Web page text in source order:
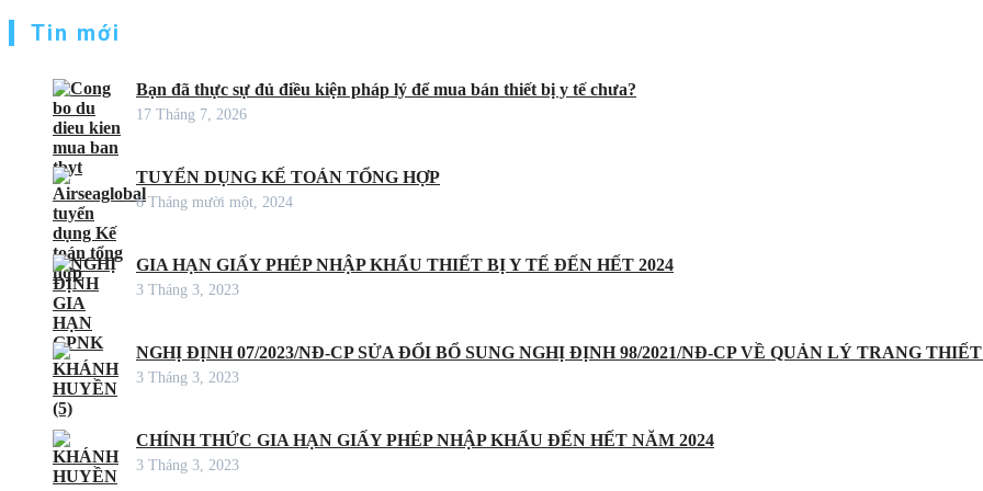
Tin mới
Bạn đã thực sự đủ điều kiện pháp lý để mua bán thiết bị y tế chưa?
17 Tháng 7, 2026
TUYỂN DỤNG KẾ TOÁN TỔNG HỢP
6 Tháng mười một, 2024
GIA HẠN GIẤY PHÉP NHẬP KHẨU THIẾT BỊ Y TẾ ĐẾN HẾT 2024
3 Tháng 3, 2023
NGHỊ ĐỊNH 07/2023/NĐ-CP SỬA ĐỔI BỔ SUNG NGHỊ ĐỊNH 98/2021/NĐ-CP VỀ QUẢN LÝ TRANG
3 Tháng 3, 2023
CHÍNH THỨC GIA HẠN GIẤY PHÉP NHẬP KHẨU ĐẾN HẾT NĂM 2024
3 Tháng 3, 2023